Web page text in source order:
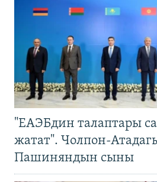
"ЕАЭБдин талаптары
жатат". Чолпон-
Пашиняндын сыны